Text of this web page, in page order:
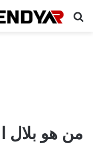
بحث عن
من هو بلال